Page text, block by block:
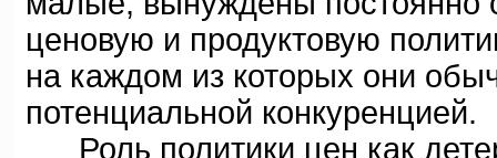
ценовую и продуктовую
на каждом из которых они
потенциальной конкуренцией.
Роль политики цен как